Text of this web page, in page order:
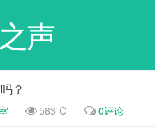
声
？
583℃ 0评论